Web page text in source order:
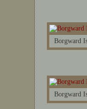
Borgward
Borgward